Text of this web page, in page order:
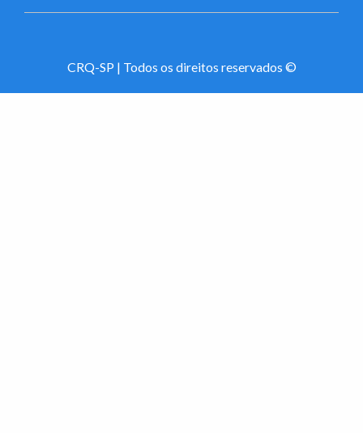
CRQ-SP | Todos os direitos reservados ©